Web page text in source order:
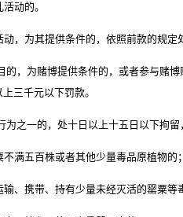
动的。
动，为其提供条件的，依照前款的规定
的，为赌博提供条件的，或者参与赌
三千元以下罚款。
为之一的，处十日以上十五日以下拘
不满五百株或者其他少量毒品原植物的
输、携带、持有少量未经灭活的罂粟